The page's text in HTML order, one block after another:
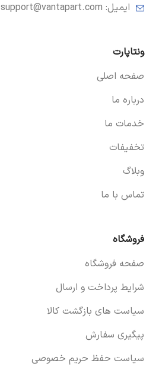
ایمیل: support@vantapart.com
ونتاپارت
صفحه اصلی
درباره ما
خدمات ما
تخفیفات
وبلاگ
تماس با ما
فروشگاه
صفحه فروشگاه
شرایط پرداخت و ارسال
سیاست های بازگشت کالا
پیگیری سفارش
سیاست حفظ حریم خصوصی